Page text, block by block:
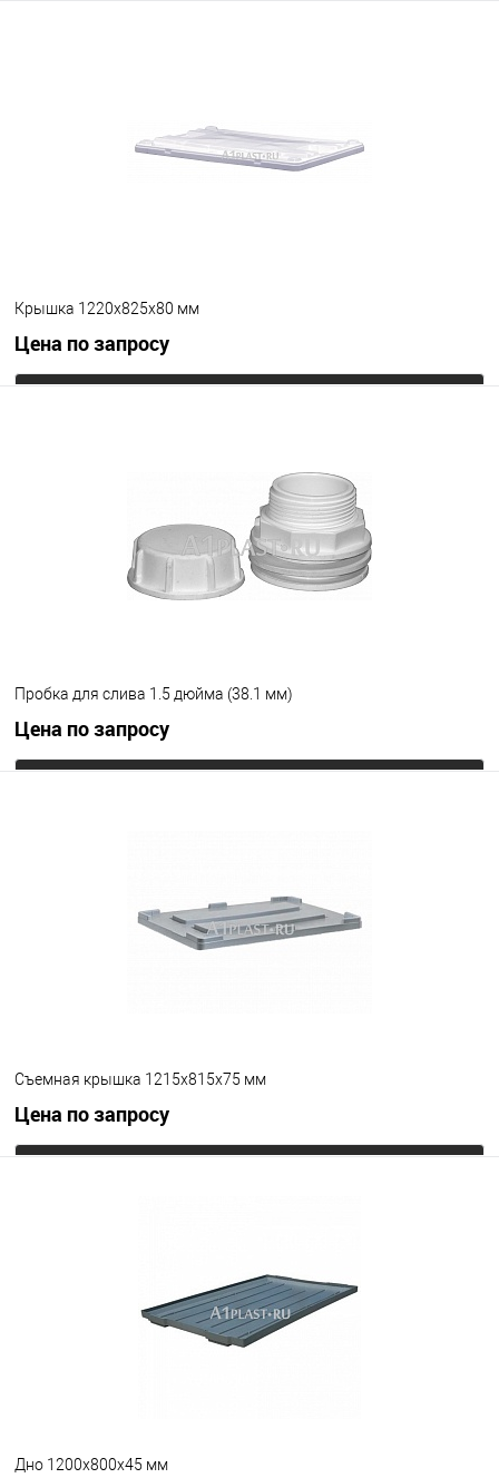
Крышка 1220х825х80 мм
Цена по запросу
Под заказ
Пробка для слива 1.5 дюйма (38.1 мм)
Цена по запросу
Съемная крышка 1215х815х75 мм
Цена по запросу
Дно 1200х800х45 мм